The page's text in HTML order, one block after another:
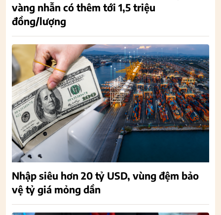
vàng nhẫn có thêm tới 1,5 triệu
đồng/lượng
Nhập siêu hơn 20 tỷ USD, vùng đệm bảo
vệ tỷ giá mỏng dần